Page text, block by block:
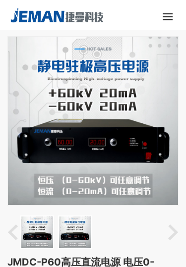
JMDC-P60高压直流电源 电压0-